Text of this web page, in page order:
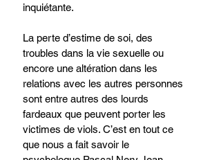
inquiétante.
La perte d’estime de soi, des
troubles dans la vie sexuelle ou
encore une altération dans les
relations avec les autres personnes
sont entre autres des lourds
fardeaux que peuvent porter les
victimes de viols. C’est en tout ce
que nous a fait savoir le